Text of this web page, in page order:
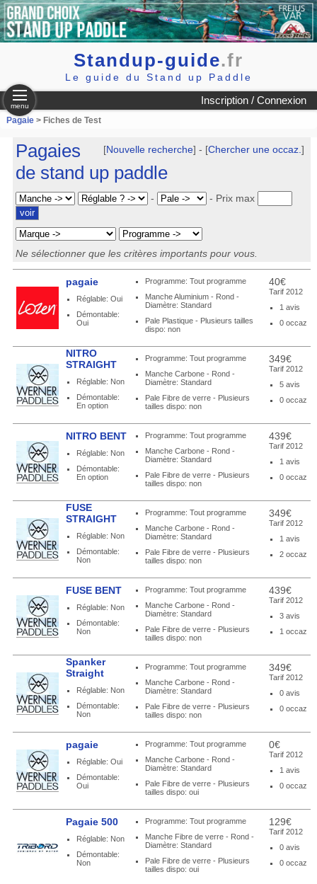
Standup-guide.fr
Le guide du Stand up Paddle
Inscription / Connexion
menu
Pagaie> Fiches de Test
[Nouvelle recherche] - [Chercher une occaz.]
Pagaies
de stand up paddle
- - Prix max
Ne sélectionner que les critères importants pour vous.
pagaie
Réglable: Oui
Démontable:
Oui
Programme: Tout programme
Manche Aluminium - Rond -
Diamètre: Standard
Pale Plastique - Plusieurs tailles
dispo: non
40€
Tarif 2012
1 avis
0 occaz
NITRO
STRAIGHT
Réglable: Non
Démontable:
En option
Programme: Tout programme
Manche Carbone - Rond -
Diamètre: Standard
Pale Fibre de verre - Plusieurs
tailles dispo: non
349€
Tarif 2012
5 avis
0 occaz
NITRO BENT
Réglable: Non
Démontable:
En option
Programme: Tout programme
Manche Carbone - Rond -
Diamètre: Standard
Pale Fibre de verre - Plusieurs
tailles dispo: non
439€
Tarif 2012
1 avis
0 occaz
FUSE
STRAIGHT
Réglable: Non
Démontable:
Non
Programme: Tout programme
Manche Carbone - Rond -
Diamètre: Standard
Pale Fibre de verre - Plusieurs
tailles dispo: non
349€
Tarif 2012
1 avis
2 occaz
FUSE BENT
Réglable: Non
Démontable:
Non
Programme: Tout programme
Manche Carbone - Rond -
Diamètre: Standard
Pale Fibre de verre - Plusieurs
tailles dispo: non
439€
Tarif 2012
3 avis
1 occaz
Spanker
Straight
Réglable: Non
Démontable:
Non
Programme: Tout programme
Manche Carbone - Rond -
Diamètre: Standard
Pale Fibre de verre - Plusieurs
tailles dispo: non
349€
Tarif 2012
0 avis
0 occaz
pagaie
Réglable: Oui
Démontable:
Oui
Programme: Tout programme
Manche Carbone - Rond -
Diamètre: Standard
Pale Fibre de verre - Plusieurs
tailles dispo: oui
0€
Tarif 2012
1 avis
0 occaz
Pagaie 500
Réglable: Non
Démontable:
Non
Programme: Tout programme
Manche Fibre de verre - Rond -
Diamètre: Standard
Pale Fibre de verre - Plusieurs
tailles dispo: oui
129€
Tarif 2012
0 avis
0 occaz